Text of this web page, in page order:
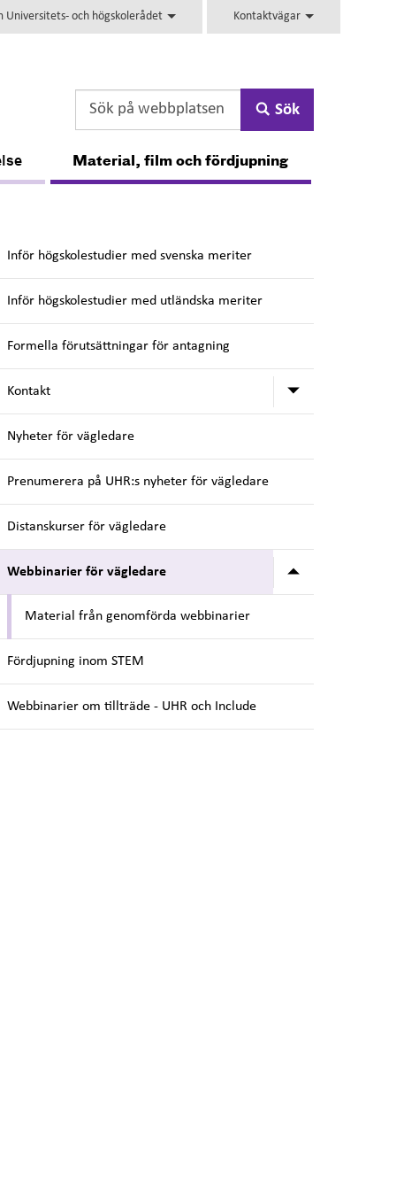
Universitets- och högskolerådet Kontaktvägar
Sök
Material, film och fördjupning
Inför högskolestudier med svenska meriter
Inför högskolestudier med utländska meriter
Formella förutsättningar för antagning
Kontakt Undermeny
Nyheter för vägledare
Prenumerera på UHR:s nyheter för vägledare
Distanskurser för vägledare
Webbinarier för vägledare Undermeny
Material från genomförda webbinarier
Fördjupning inom STEM
Webbinarier om tillträde - UHR och Include